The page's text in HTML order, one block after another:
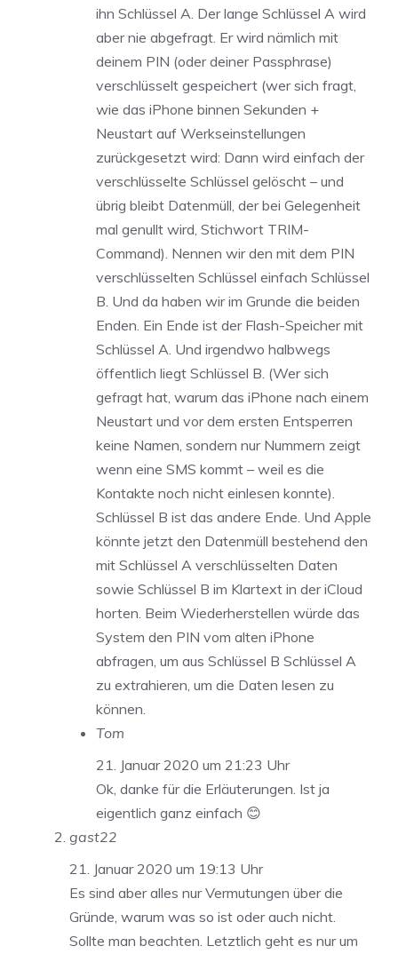
ihn Schlüssel A. Der lange Schlüssel A wird
aber nie abgefragt. Er wird nämlich mit
deinem PIN (oder deiner Passphrase)
verschlüsselt gespeichert (wer sich fragt,
wie das iPhone binnen Sekunden +
Neustart auf Werkseinstellungen
zurückgesetzt wird: Dann wird einfach der
verschlüsselte Schlüssel gelöscht – und
übrig bleibt Datenmüll, der bei Gelegenheit
mal genullt wird, Stichwort TRIM-
Command). Nennen wir den mit dem PIN
verschlüsselten Schlüssel einfach Schlüssel
B. Und da haben wir im Grunde die beiden
Enden. Ein Ende ist der Flash-Speicher mit
Schlüssel A. Und irgendwo halbwegs
öffentlich liegt Schlüssel B. (Wer sich
gefragt hat, warum das iPhone nach einem
Neustart und vor dem ersten Entsperren
keine Namen, sondern nur Nummern zeigt
wenn eine SMS kommt – weil es die
Kontakte noch nicht einlesen konnte).
Schlüssel B ist das andere Ende. Und Apple
könnte jetzt den Datenmüll bestehend den
mit Schlüssel A verschlüsselten Daten
sowie Schlüssel B im Klartext in der iCloud
horten. Beim Wiederherstellen würde das
System den PIN vom alten iPhone
abfragen, um aus Schlüssel B Schlüssel A
zu extrahieren, um die Daten lesen zu
können.
Tom
21. Januar 2020 um 21:23 Uhr
Ok, danke für die Erläuterungen. Ist ja
eigentlich ganz einfach 😊
gast22
21. Januar 2020 um 19:13 Uhr
Es sind aber alles nur Vermutungen über die
Gründe, warum was so ist oder auch nicht.
Sollte man beachten. Letztlich geht es nur um